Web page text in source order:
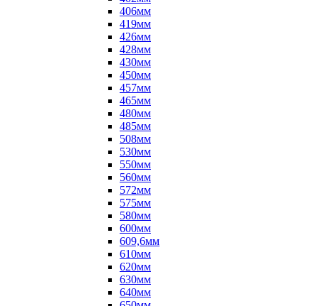
406мм
419мм
426мм
428мм
430мм
450мм
457мм
465мм
480мм
485мм
508мм
530мм
550мм
560мм
572мм
575мм
580мм
600мм
609,6мм
610мм
620мм
630мм
640мм